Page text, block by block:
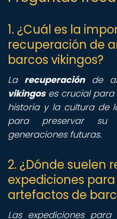
1. ¿Cuál es la
recuperación de
barcos vikingos?
La recuperaciónde
vikingoses crucial para
historia y la cultura de
para preservar
generaciones futuras.
2. ¿Dónde suelen
expediciones
artefactos de
Las expediciones